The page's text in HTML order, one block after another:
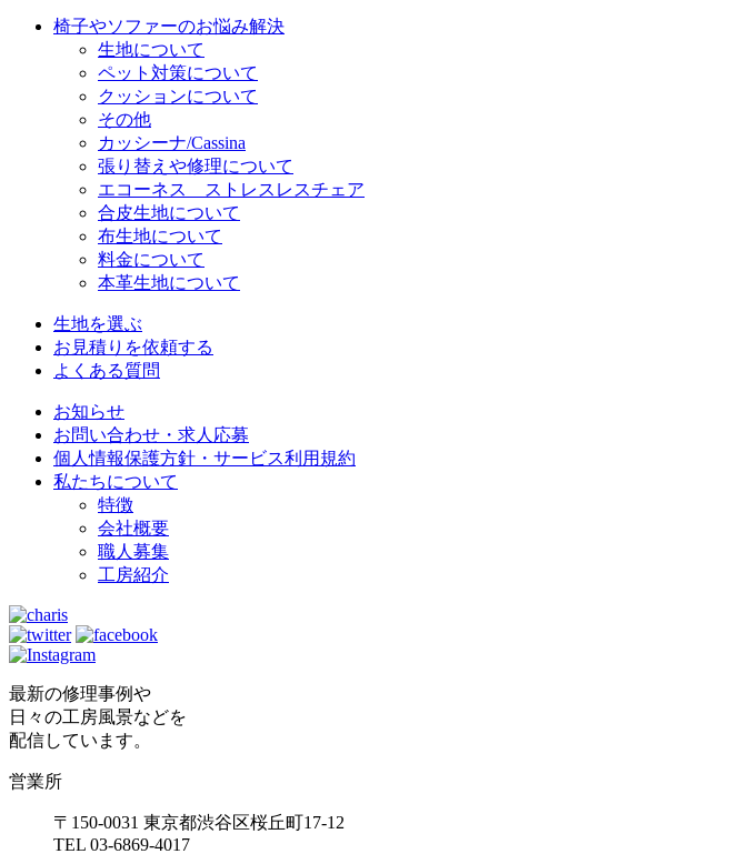
椅子やソファーのお悩み解決
生地について
ペット対策について
クッションについて
その他
カッシーナ/Cassina
張り替えや修理について
エコーネス ストレスレスチェア
合皮生地について
布生地について
料金について
本革生地について
生地を選ぶ
お見積りを依頼する
よくある質問
お知らせ
お問い合わせ・求人応募
個人情報保護方針・サービス利用規約
私たちについて
特徴
会社概要
職人募集
工房紹介
最新の修理事例や
日々の工房風景などを
配信しています。
営業所
〒150-0031 東京都渋谷区桜丘町17-12
TEL 03-6869-4017